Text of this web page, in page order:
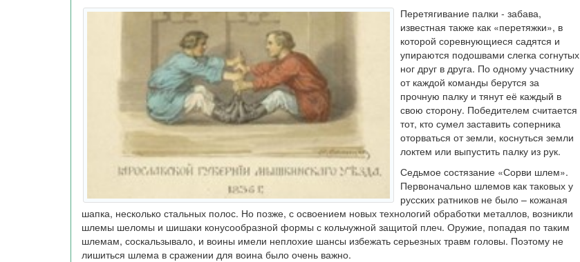
Перетягивание палки - забава,
известная также как «перетяжки», в
которой соревнующиеся садятся и
упираются подошвами слегка согнутых
ног друг в друга. По одному участнику
от каждой команды берутся за
прочную палку и тянут её каждый в
свою сторону. Победителем считается
тот, кто сумел заставить соперника
оторваться от земли, коснуться земли
локтем или выпустить палку из рук.
Седьмое состязание «Сорви шлем».
Первоначально шлемов как таковых у
русских ратников не было – кожаная
шапка, несколько стальных полос. Но позже, с освоением новых технологий обработки металлов, возникли
шлемы шеломы и шишаки конусообразной формы с кольчужной защитой плеч. Оружие, попадая по таким
шлемам, соскальзывало, и воины имели неплохие шансы избежать серьезных травм головы. Поэтому не
лишиться шлема в сражении для воина было очень важно.